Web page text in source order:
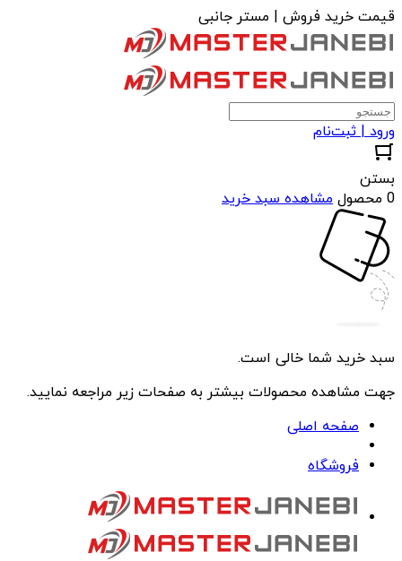
قیمت خرید فروش | مستر جانبی
ورود | ثبت‌نام
بستن
0 محصول
مشاهده سبد خرید
سبد خرید شما خالی است.
جهت مشاهده محصولات بیشتر به صفحات زیر مراجعه نمایید.
صفحه اصلی
فروشگاه